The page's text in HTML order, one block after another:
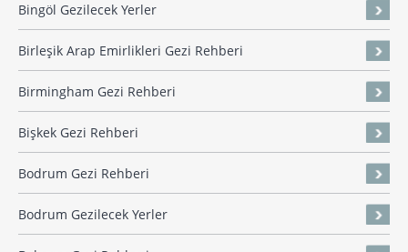
Bingöl Gezilecek Yerler
Birleşik Arap Emirlikleri Gezi Rehberi
Birmingham Gezi Rehberi
Bişkek Gezi Rehberi
Bodrum Gezi Rehberi
Bodrum Gezilecek Yerler